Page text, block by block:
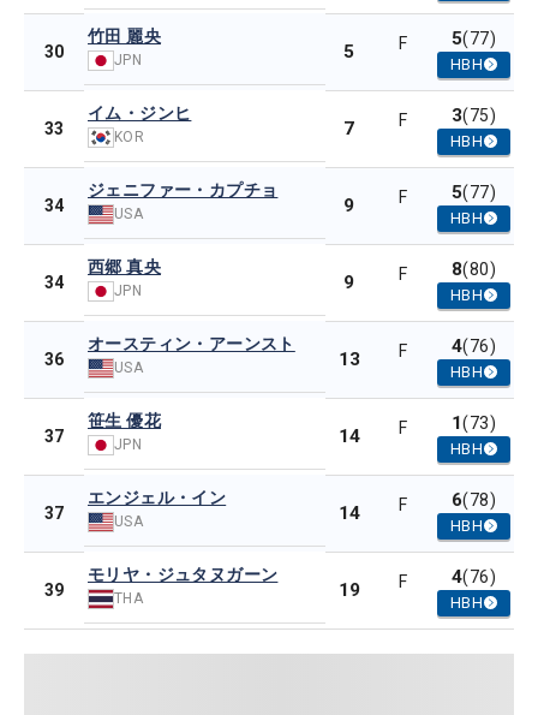
30
竹田 麗央
JPN 5 F 5(77)
HBH
33
イム・ジンヒ
KOR 7 F 3(75)
HBH
34
ジェニファー・カプチョ
USA 9 F 5(77)
HBH
34
西郷 真央
JPN 9 F 8(80)
HBH
36
オースティン・アーンスト
USA 13 F 4(76)
HBH
37
笹生 優花
JPN 14 F 1(73)
HBH
37
エンジェル・イン
USA 14 F 6(78)
HBH
39
モリヤ・ジュタヌガーン
THA 19 F 4(76)
HBH